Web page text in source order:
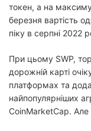
токен, а на
березня вартість
піку в серпні 2022
При цьому SWP,
дорожній карті
платформах та
найпопулярніших
CoinMarketCap.